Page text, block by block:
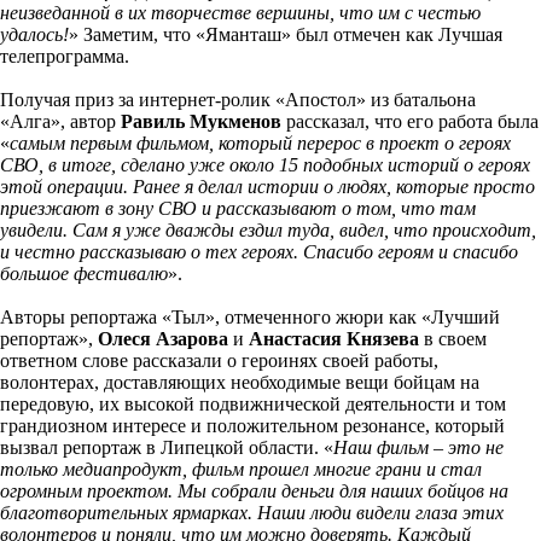
неизведанной в их творчестве вершины, что им с честью
удалось!» Заметим, что «Яманташ» был отмечен как Лучшая
телепрограмма.
Получая приз за интернет-ролик «Апостол» из батальона
«Алга», автор Равиль Мукменов рассказал, что его работа была
«самым первым фильмом, который перерос в проект о героях
СВО, в итоге, сделано уже около 15 подобных историй о героях
этой операции. Ранее я делал истории о людях, которые просто
приезжают в зону СВО и рассказывают о том, что там
увидели. Сам я уже дважды ездил туда, видел, что происходит,
и честно рассказываю о тех героях. Спасибо героям и спасибо
большое фестивалю».
Авторы репортажа «Тыл», отмеченного жюри как «Лучший
репортаж», Олеся Азарова и Анастасия Князева в своем
ответном слове рассказали о героинях своей работы,
волонтерах, доставляющих необходимые вещи бойцам на
передовую, их высокой подвижнической деятельности и том
грандиозном интересе и положительном резонансе, который
вызвал репортаж в Липецкой области. «Наш фильм – это не
только медиапродукт, фильм прошел многие грани и стал
огромным проектом. Мы собрали деньги для наших бойцов на
благотворительных ярмарках. Наши люди видели глаза этих
волонтеров и поняли, что им можно доверять. Каждый